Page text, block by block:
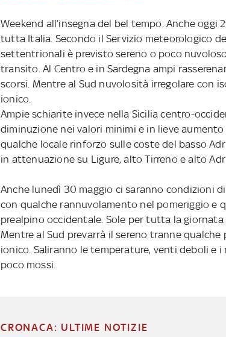
Weekend all’insegna del bel tempo. Anche oggi
tutta Italia. Secondo il Servizio meteorologico
settentrionali è previsto sereno o poco
transito. Al Centro e in Sardegna ampi
scorsi. Mentre al Sud nuvolosità irregolare con
ionico.
Ampie schiarite invece nella Sicilia centro-
diminuzione nei valori minimi e in lieve
qualche locale rinforzo sulle coste del basso
in attenuazione su Ligure, alto Tirreno e alto
Anche lunedì 30 maggio ci saranno condizioni
con qualche rannuvolamento nel pomeriggio e
prealpino occidentale. Sole per tutta la giornata
Mentre al Sud prevarrà il sereno tranne
ionico. Saliranno le temperature, venti deboli e
poco mossi.
CRONACA: ULTIME NOTIZIE